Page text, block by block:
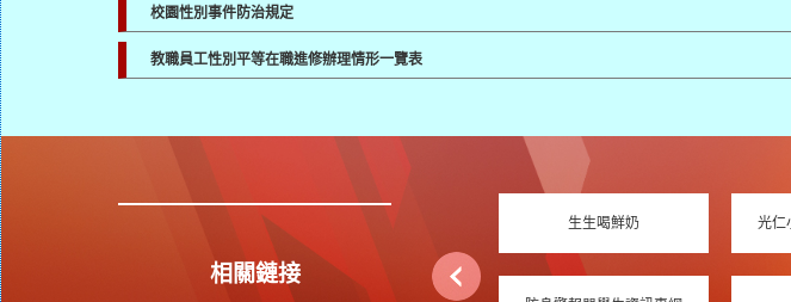
校園性別事件防治規定
教職員工性別平等在職進修辦理情形一覽表
相關鏈接
生生喝鮮奶 光仁